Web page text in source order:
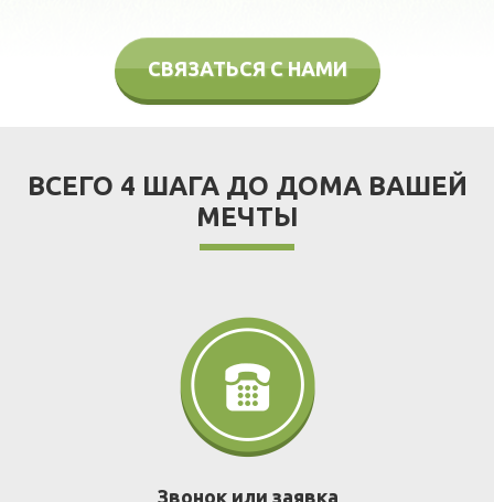
СВЯЗАТЬСЯ С НАМИ
ВСЕГО 4 ШАГА ДО ДОМА ВАШЕЙ
МЕЧТЫ
Звонок или заявка